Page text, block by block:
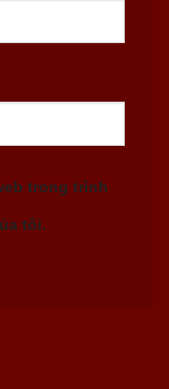
trong trình
tôi.